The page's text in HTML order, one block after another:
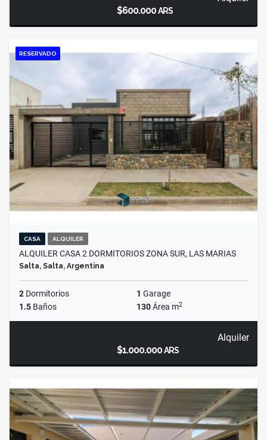
$600.000ARS
RESERVADO
CASA ALQUILER
ALQUILER CASA 2 DORMITORIOS ZONA SUR, LAS MARIAS
Salta, Salta, Argentina
2 Dormitorios 1 Garage
1.5 Baños 130Área m2
Alquiler
$1.000.000ARS